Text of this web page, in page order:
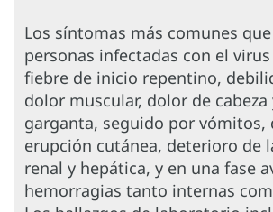
Los síntomas más comunes
personas infectadas con el
fiebre de inicio repentino,
dolor muscular, dolor de
garganta, seguido por vómitos,
erupción cutánea, deterioro de
renal y hepática, y en una fase
hemorragias tanto internas